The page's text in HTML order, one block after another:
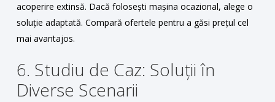
acoperire extinsă. Dacă folosești mașina ocazional, alege o
soluție adaptată. Compară ofertele pentru a găsi prețul cel
mai avantajos.
6. Studiu de Caz: Soluții în
Diverse Scenarii